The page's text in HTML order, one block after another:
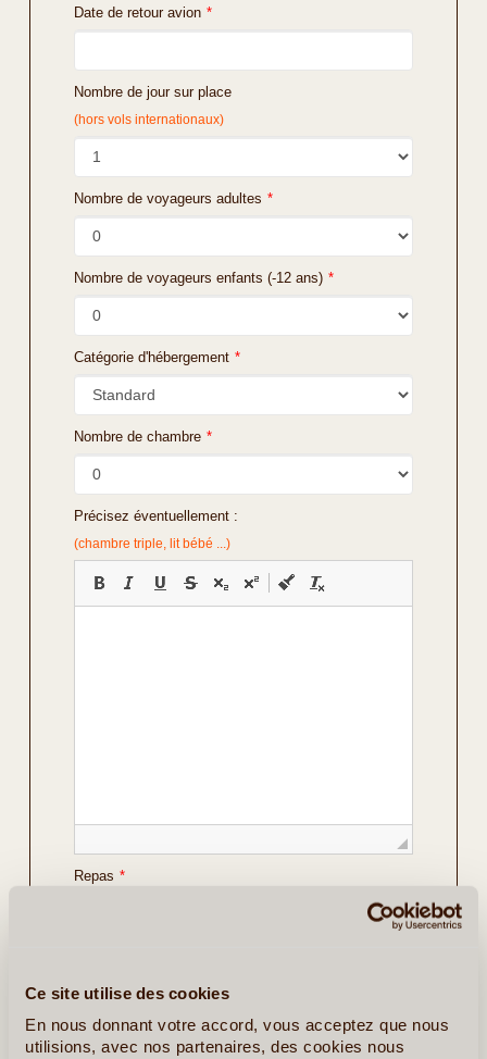
Ce site utilise des cookies
En nous donnant votre accord, vous acceptez que nous
utilisions, avec nos partenaires, des cookies nous
Date de retour avion *
Nombre de jour sur place
(hors vols internationaux)
Nombre de voyageurs adultes *
Nombre de voyageurs enfants (-12 ans) *
Catégorie d'hébergement *
Nombre de chambre *
Précisez éventuellement :
(chambre triple, lit bébé ...)
Repas *
Avec Guide
Avec Voiture de Location
Détails sur le voyage envisagé *